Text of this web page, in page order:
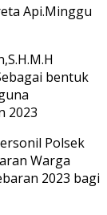
Api.Minggu
bentuk
2023
Polsek
Warga
2023 bagi